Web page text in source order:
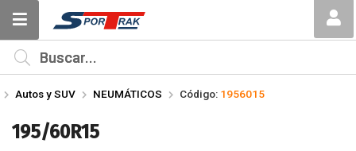
Compartir por email MI COMPRA
Autos y SUV NEUMÁTICOS Código: 1956015
195/60R15